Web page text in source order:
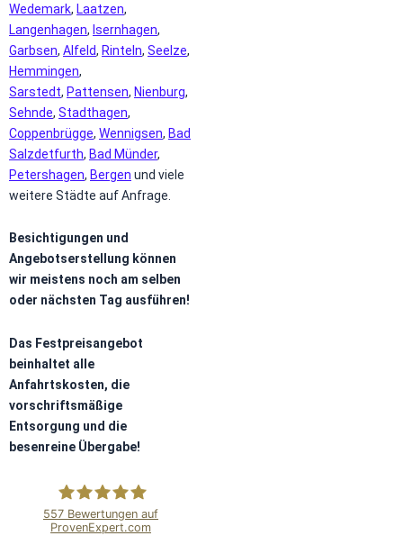
Wedemark, Laatzen,
Langenhagen, Isernhagen,
Garbsen, Alfeld, Rinteln, Seelze,
Hemmingen,
Sarstedt, Pattensen, Nienburg,
Sehnde, Stadthagen,
Coppenbrügge, Wennigsen, Bad
Salzdetfurth, Bad Münder,
Petershagen, Bergen und viele
weitere Städte auf Anfrage.
Besichtigungen und
Angebotserstellung können
wir meistens noch am selben
oder nächsten Tag ausführen!
Das Festpreisangebot
beinhaltet alle
Anfahrtskosten, die
vorschriftsmäßige
Entsorgung und die
besenreine Übergabe!
557 Bewertungen auf
ProvenExpert.com